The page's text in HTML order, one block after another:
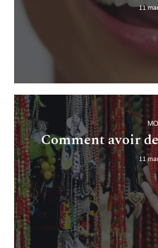
11
Comment avoir
11